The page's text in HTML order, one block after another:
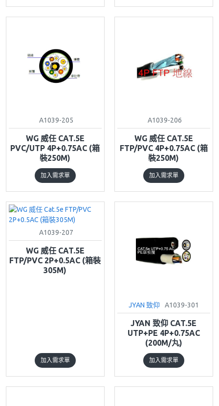
A1039-205
WG 威任 CAT.5E
PVC/UTP 4P+0.75AC (箱
裝250M)
加入需求單
A1039-206
WG 威任 CAT.5E
FTP/PVC 4P+0.75AC (箱
裝250M)
加入需求單
A1039-207
WG 威任 CAT.5E
FTP/PVC 2P+0.5AC (箱裝
305M)
加入需求單
JYAN 致仰 A1039-301
JYAN 致仰 CAT.5E
UTP+PE 4P+0.75AC
(200M/丸)
加入需求單